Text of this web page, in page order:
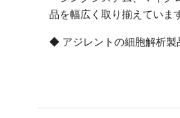
品を幅広く取り揃えていま
◆ アジレントの細胞解析製